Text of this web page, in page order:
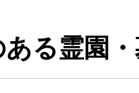
る霊園・